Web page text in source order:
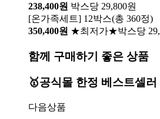
238,400원 박스당 29,800원
[온가족세트] 12박스(총 360정)
350,400원 ★최저가★박스당
함께 구매하기 좋은 상품
🥇공식몰 한정 베스트셀러
다음상품